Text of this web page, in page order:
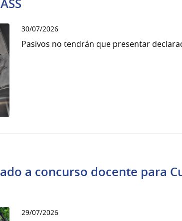
30/07/2026
Pasivos no tendrán que presentar
a concurso docente para
29/07/2026